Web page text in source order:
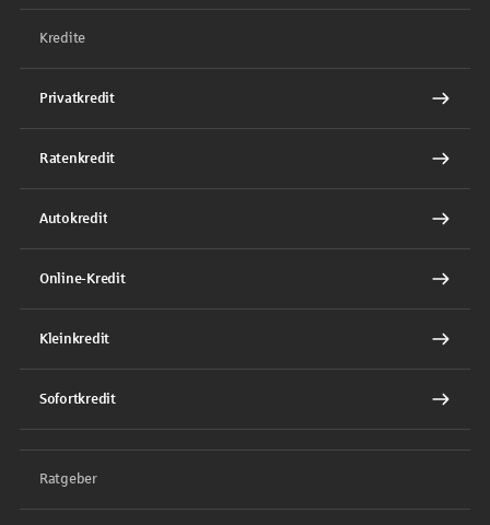
Kredite
Privatkredit
Ratenkredit
Autokredit
Online-Kredit
Kleinkredit
Sofortkredit
Ratgeber